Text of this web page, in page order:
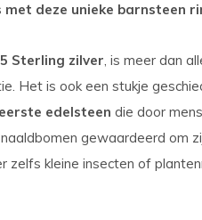
deze unieke barnsteen
Sterling zilver, is meer dan
Het is ook een stukje
edelsteen die door
gewaardeerd om
zelfs kleine insecten of